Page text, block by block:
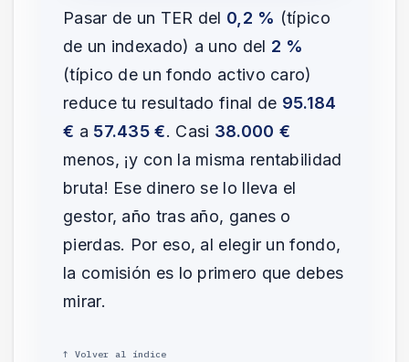
Pasar de un TER del 0,2 % (típico
de un indexado) a uno del 2 %
(típico de un fondo activo caro)
reduce tu resultado final de 95.184
€ a 57.435 €. Casi 38.000 €
menos, ¡y con la misma rentabilidad
bruta! Ese dinero se lo lleva el
gestor, año tras año, ganes o
pierdas. Por eso, al elegir un fondo,
la comisión es lo primero que debes
mirar.
↑ Volver al índice